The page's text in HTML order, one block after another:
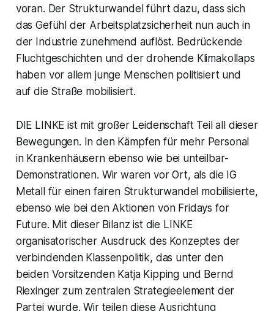
voran. Der Strukturwandel führt dazu, dass sich
das Gefühl der Arbeitsplatzsicherheit nun auch in
der Industrie zunehmend auflöst. Bedrückende
Fluchtgeschichten und der drohende Klimakollaps
haben vor allem junge Menschen politisiert und
auf die Straße mobilisiert.
DIE LINKE ist mit großer Leidenschaft Teil all dieser
Bewegungen. In den Kämpfen für mehr Personal
in Krankenhäusern ebenso wie bei unteilbar-
Demonstrationen. Wir waren vor Ort, als die IG
Metall für einen fairen Strukturwandel mobilisierte,
ebenso wie bei den Aktionen von Fridays for
Future. Mit dieser Bilanz ist die LINKE
organisatorischer Ausdruck des Konzeptes der
verbindenden Klassenpolitik, das unter den
beiden Vorsitzenden Katja Kipping und Bernd
Riexinger zum zentralen Strategieelement der
Partei wurde. Wir teilen diese Ausrichtung